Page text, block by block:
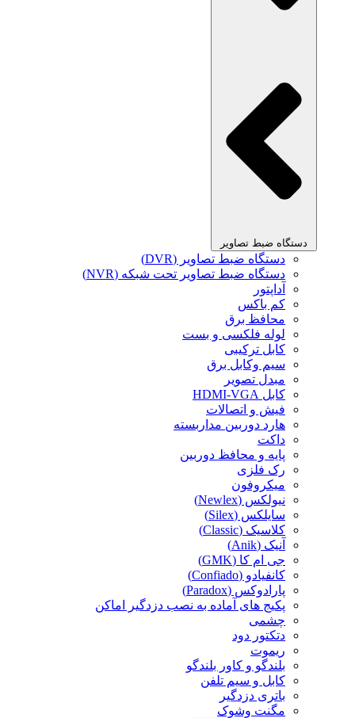
دستگاه ضبط تصاویر
دستگاه ضبط تصاویر (DVR)
دستگاه ضبط تصاویر تحت شبکه (NVR)
آداپتور
کم باکس
محافظ برق
لوله فلکسی و بست
کابل ترکیبی
سیم وکابل برق
مبدل تصویر
کابل HDMI-VGA
فیش و اتصالات
هارد دوربین مداربسته
داکت
پایه و محافظ دوربین
رک فلزی
میکروفون
نیولکس (Newlex)
سایلکس (Silex)
کلاسیک (Classic)
آنیک (Anik)
جی ام کا (GMK)
کانفیادو (Confiado)
پارادوکس (Paradox)
پکیج های آماده به نصب دزدگیر اماکن
چشمی
دتکتور دود
ریموت
بلندگو و کاور بلندگو
کابل و سیم تلفن
باتری دزدگیر
مگنت وشوک